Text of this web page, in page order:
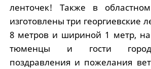
ленточек! Также в
изготовлены три георгиевские
8 метров и шириной 1 метр,
тюменцы и гости
поздравления и пожелания